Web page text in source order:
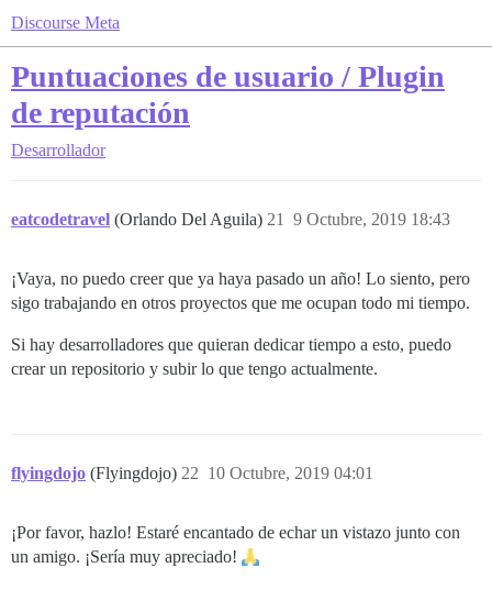
Discourse Meta
Puntuaciones de usuario / Plugin
de reputación
Desarrollador
eatcodetravel (Orlando Del Aguila) 9 Octubre, 2019 18:43
21
¡Vaya, no puedo creer que ya haya pasado un año! Lo siento, pero
sigo trabajando en otros proyectos que me ocupan todo mi tiempo.
Si hay desarrolladores que quieran dedicar tiempo a esto, puedo
crear un repositorio y subir lo que tengo actualmente.
flyingdojo (Flyingdojo) 10 Octubre, 2019 04:01
22
¡Por favor, hazlo! Estaré encantado de echar un vistazo junto con
un amigo. ¡Sería muy apreciado!